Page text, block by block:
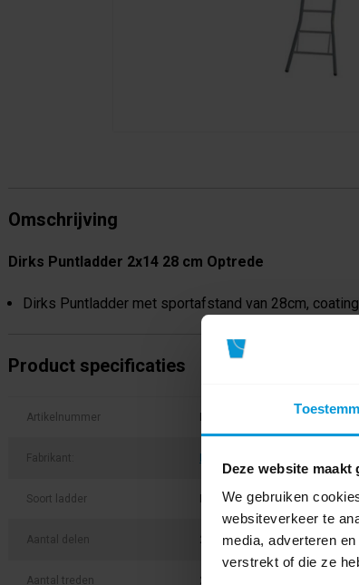
Deze website
We gebruiken
websiteverkeer te
media, adverteren
verstrekt of die ze
Omschrijving
Dirks Puntladder 2x14 28 cm Optrede
Dirks Puntladder met sportafstand van 28cm,
Product specificaties
Artikelnummer
Fabrikant:
Soort ladder Puntladder
Aantal delen 2-delig
Aantal treden 2 + 14 treden